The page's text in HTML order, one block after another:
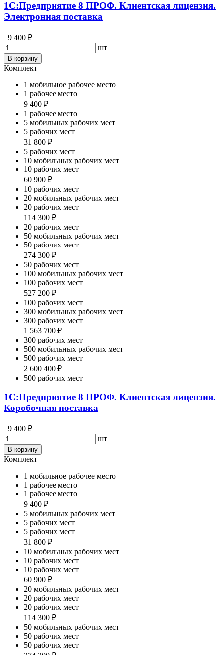
1С:Предприятие 8 ПРОФ. Клиентская лицензия.
Электронная поставка
9 400 ₽
шт
В корзину
Комплект
1 мобильное рабочее место
1 рабочее место
9 400 ₽
1 рабочее место
5 мобильных рабочих мест
5 рабочих мест
31 800 ₽
5 рабочих мест
10 мобильных рабочих мест
10 рабочих мест
60 900 ₽
10 рабочих мест
20 мобильных рабочих мест
20 рабочих мест
114 300 ₽
20 рабочих мест
50 мобильных рабочих мест
50 рабочих мест
274 300 ₽
50 рабочих мест
100 мобильных рабочих мест
100 рабочих мест
527 200 ₽
100 рабочих мест
300 мобильных рабочих мест
300 рабочих мест
1 563 700 ₽
300 рабочих мест
500 мобильных рабочих мест
500 рабочих мест
2 600 400 ₽
500 рабочих мест
1С:Предприятие 8 ПРОФ. Клиентская лицензия.
Коробочная поставка
9 400 ₽
шт
В корзину
Комплект
1 мобильное рабочее место
1 рабочее место
1 рабочее место
9 400 ₽
5 мобильных рабочих мест
5 рабочих мест
5 рабочих мест
31 800 ₽
10 мобильных рабочих мест
10 рабочих мест
10 рабочих мест
60 900 ₽
20 мобильных рабочих мест
20 рабочих мест
20 рабочих мест
114 300 ₽
50 мобильных рабочих мест
50 рабочих мест
50 рабочих мест